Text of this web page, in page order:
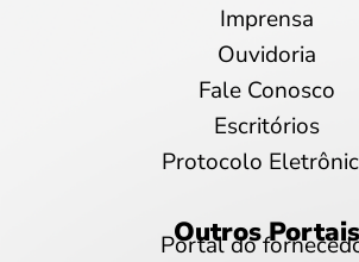
Imprensa
Ouvidoria
Fale Conosco
Escritórios
Protocolo
Outros Portais
Portal do